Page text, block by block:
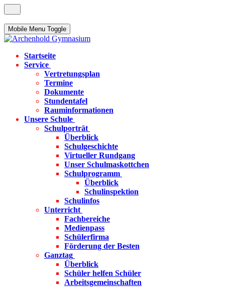
Mobile Menu Toggle
Startseite
Service
Vertretungsplan
Termine
Dokumente
Stundentafel
Rauminformationen
Unsere Schule
Schulporträt
Überblick
Schulgeschichte
Virtueller Rundgang
Unser Schulmaskottchen
Schulprogramm
Überblick
Schulinspektion
Schulinfos
Unterricht
Fachbereiche
Medienpass
Schülerfirma
Förderung der Besten
Ganztag
Überblick
Schüler helfen Schüler
Arbeitsgemeinschaften